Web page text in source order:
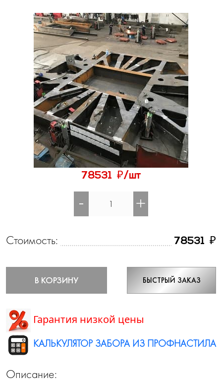
78531 ₽/шт
- +
Стоимость: 78531 ₽
В КОРЗИНУ БЫСТРЫЙ ЗАКАЗ
Гарантия низкой цены
КАЛЬКУЛЯТОР ЗАБОРА ИЗ ПРОФНАСТИЛА
Описание: